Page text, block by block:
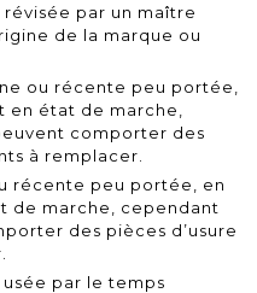
par un maître
de la marque ou
ou récente peu portée,
état de marche,
comporter des
à remplacer.
récente peu portée, en
de marche, cependant
des pièces d’usure
par le temps